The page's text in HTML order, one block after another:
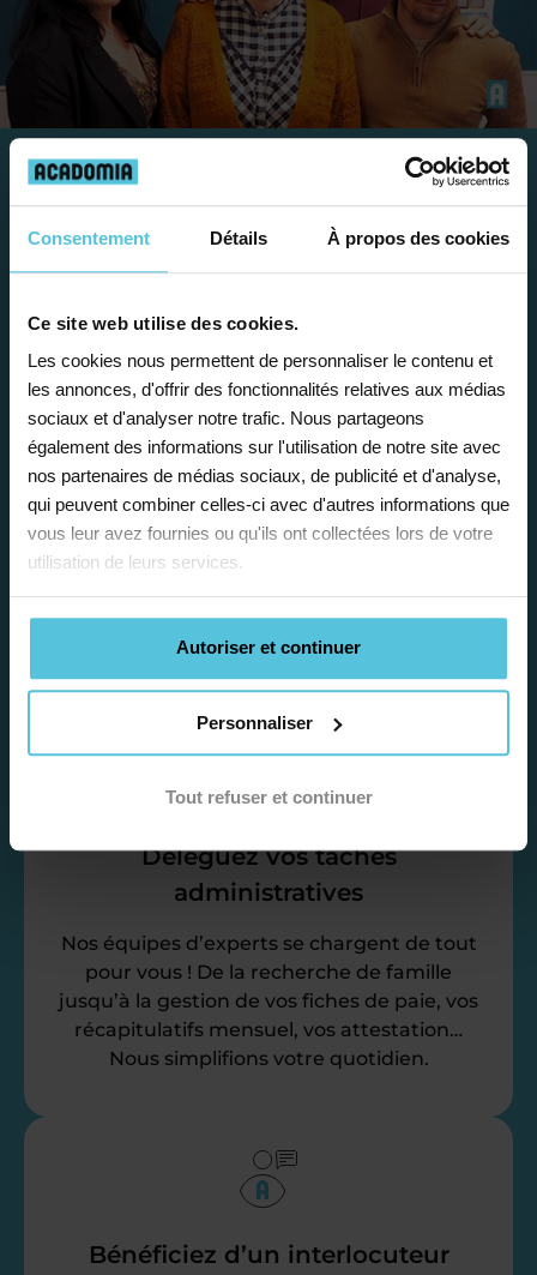
Consentement Détails À propos des cookies
Ce site web utilise des cookies.
Les cookies nous permettent de personnaliser le contenu et
les annonces, d'offrir des fonctionnalités relatives aux médias
sociaux et d'analyser notre trafic. Nous partageons
également des informations sur l'utilisation de notre site avec
nos partenaires de médias sociaux, de publicité et d'analyse,
qui peuvent combiner celles-ci avec d'autres informations que
vous leur avez fournies ou qu'ils ont collectées lors de votre
utilisation de leurs services.
Autoriser et continuer
Personnaliser
Tout refuser et continuer
Travailler chez Acadomia
Enseignez près de chez vous, selon
vos horaires
Afin de garantir le meilleur
accompagnement, nous organisons votre
vos disponibilités et votre flexibilité.
Déléguez vos tâches
administratives
Nos équipes d’experts se chargent de tout
pour vous ! De la recherche de famille
jusqu’à la gestion de vos fiches de paie, vos
récapitulatifs mensuel, vos attestation…
Nous simplifions votre quotidien.
Bénéficiez d’un interlocuteur